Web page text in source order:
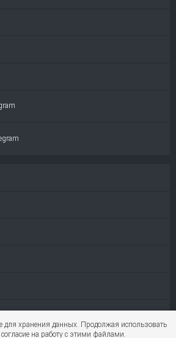
для хранения данных. Продолжая использовать
на работу с этими файлами.